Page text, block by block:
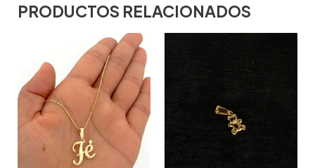
PRODUCTOS RELACIONADOS